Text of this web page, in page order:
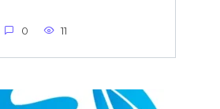
0 11